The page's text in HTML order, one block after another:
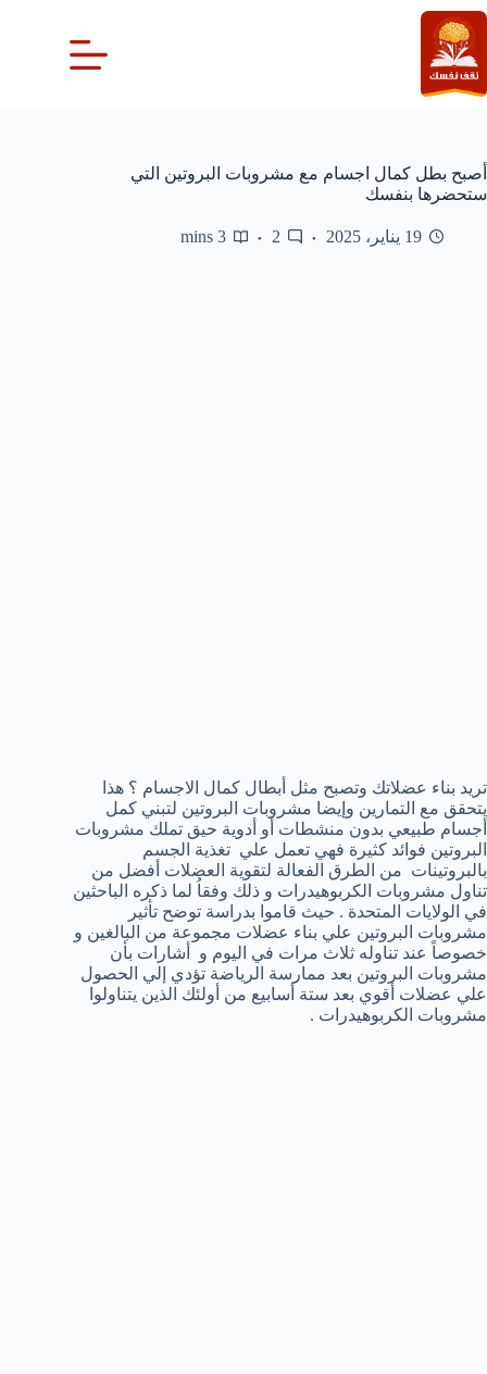
التجاوز
إلى
المحتوى
أصبح بطل كمال اجسام مع مشروبات البروتين التي
ستحضرها بنفسك
19 يناير، 2025 2
3 mins
تريد بناء عضلاتك وتصبح مثل أبطال كمال الاجسام ؟ هذا
يتحقق مع التمارين وإيضا مشروبات البروتين لتبني كمل
أجسام طبيعي بدون منشطات أو أدوية حيق تملك مشروبات
البروتين فوائد كثيرة فهي تعمل علي تغذية الجسم
بالبروتينات من الطرق الفعالة لتقوية العضلات أفضل من
تناول مشروبات الكربوهيدرات و ذلك وفقاُ لما ذكره الباحثين
في الولايات المتحدة . حيث قاموا بدراسة توضح تأثير
مشروبات البروتين علي بناء عضلات مجموعة من البالغين و
خصوصاً عند تناوله ثلاث مرات في اليوم و أشارات بأن
مشروبات البروتين بعد ممارسة الرياضة تؤدي إلي الحصول
علي عضلات أقوي بعد ستة أسابيع من أولئك الذين يتناولوا
مشروبات الكربوهيدرات .